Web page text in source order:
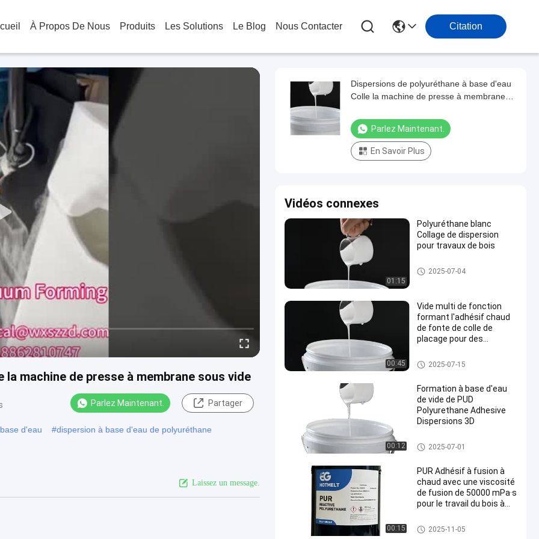
À Propos De Nous Produits Les Solutions Le Blog Nous Contacter Citation
machine de presse à membrane sous vide
Parlez Maintenant. Partager
d'eau #dispersion à base d'eau de polyuréthane
Laissez un message.
Dispersions de polyuréthane à base d'eau
Colle la machine de presse à membrane
Parlez Maintenant.
En Savoir Plus
Vidéos connexes
01:15
Polyuréthane blanc
Collage de dispersion
pour travaux de bois
PUD Polyurethane Dispersion
2025-07-04
00:45
Vide multi de fonction
formant l'adhésif chaud
de fonte de colle de
placage pour des
PUD Polyurethane Dispersion
2025-07-15
00:12
Formation à base d'eau
de vide de PUD
Polyurethane Adhesive
Dispersions 3D
PUD Polyurethane Dispersion
2025-07-01
00:15
PUR Adhésif à fusion à
chaud avec une viscosité
de fusion de 50000 mPa·s
pour le travail du bois à
service de 120 °C à 140 °C
et un point de
Adhésif chaud de fonte de trav
ail du bois
2025-11-05